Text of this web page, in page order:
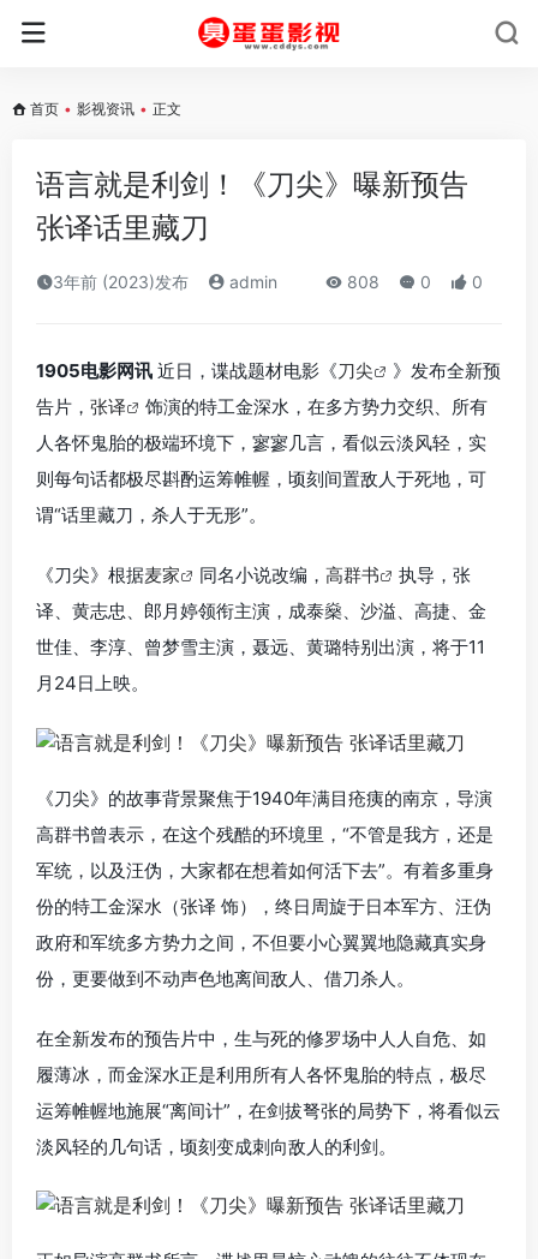
首页 • 影视资讯 • 正文
语言就是利剑！《刀尖》曝新预告
张译话里藏刀
3年前 (2023)发布 admin 808 0 0
1905电影网讯 近日，谍战题材电影《刀尖
》发布全新预
告片， 张译
饰演的特工金深水，在多方势力交织、所有
人各怀鬼胎的极端环境下，寥寥几言，看似云淡风轻，实
则每句话都极尽斟酌运筹帷幄，顷刻间置敌人于死地，可
谓“话里藏刀，杀人于无形”。
《刀尖》根据麦家 同名小说改编， 高群书
执导，张
译、黄志忠、郎月婷领衔主演，成泰燊、沙溢、高捷、金
世佳、李淳、曾梦雪主演，聂远、黄璐特别出演，将于11
月24日上映。
《刀尖》的故事背景聚焦于1940年满目疮痍的南京，导演
高群书曾表示，在这个残酷的环境里，“不管是我方，还是
军统，以及汪伪，大家都在想着如何活下去”。有着多重身
份的特工金深水（张译 饰），终日周旋于日本军方、汪伪
政府和军统多方势力之间，不但要小心翼翼地隐藏真实身
份，更要做到不动声色地离间敌人、借刀杀人。
在全新发布的预告片中，生与死的修罗场中人人自危、如
履薄冰，而金深水正是利用所有人各怀鬼胎的特点，极尽
运筹帷幄地施展“离间计”，在剑拔弩张的局势下，将看似云
淡风轻的几句话，顷刻变成刺向敌人的利剑。